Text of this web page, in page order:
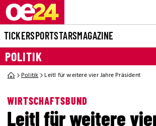
TICKERSPORTSTARSMAGAZINE
POLITIK
Politik Leitl für weitere vier Jahre Präsident
WIRTSCHAFTSBUND
Leitl für weitere